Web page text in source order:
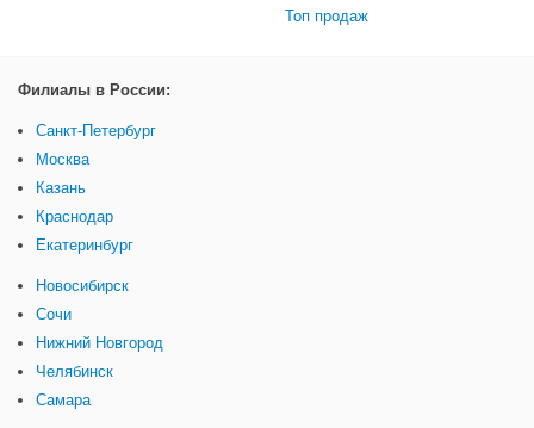
Топ продаж
Филиалы в России:
Санкт-Петербург
Москва
Казань
Краснодар
Екатеринбург
Новосибирск
Сочи
Нижний Новгород
Челябинск
Самара